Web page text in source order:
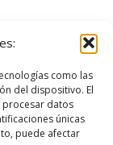
como las
del dispositivo. El
procesar datos
únicas
puede afectar